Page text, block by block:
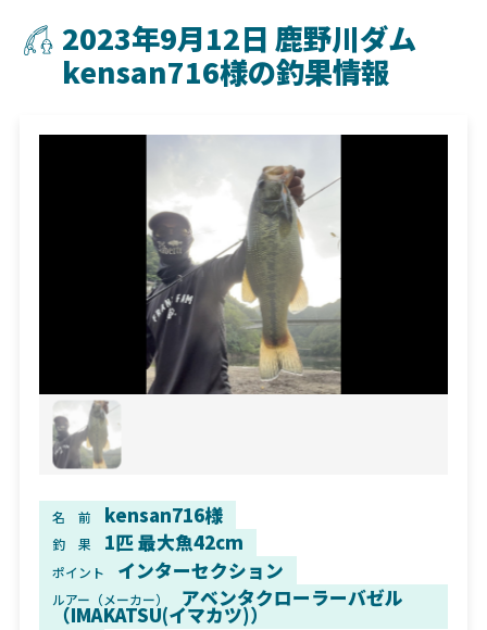
2023年9月12日 鹿野川ダム
kensan716様の釣果情報
名 前 kensan716様
釣 果 1匹 最大魚42cm
ポイント インターセクション
ルアー（メーカー） アベンタクローラーバゼル
（IMAKATSU(イマカツ)）